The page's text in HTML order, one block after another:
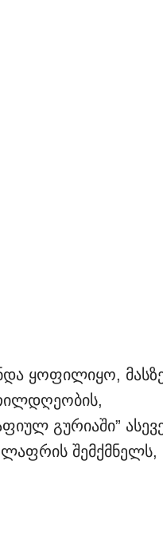
ყოფილიყო,
გურიაში”
შემქმნელს,